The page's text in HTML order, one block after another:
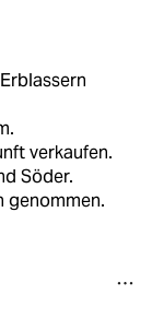
verkaufen.
Söder.
genommen.